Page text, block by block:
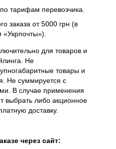
тарифам перевозчика.
заказа от 5000 грн (в
для товаров и
Не
товары и
Не суммируется с
В случае применения
выбрать либо акционное
доставку.
через сайт: